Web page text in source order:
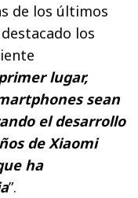
de los últimos
los
lugar,
sean
el desarrollo
de Xiaomi
ha
”.